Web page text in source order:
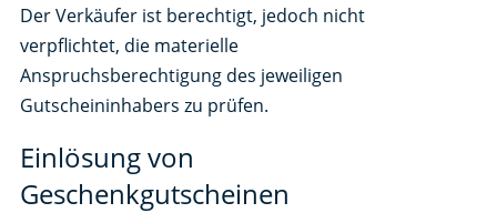
Der Verkäufer ist berechtigt, jedoch nicht
verpflichtet, die materielle
Anspruchsberechtigung des jeweiligen
Gutscheininhabers zu prüfen.
Einlösung von
Geschenkgutscheinen